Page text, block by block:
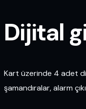
Dijital
Kart üzerinde 4 adet
şamandıralar, alarm